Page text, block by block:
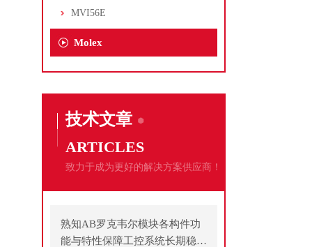
MVI56E
Molex
技术文章
ARTICLES
致力于成为更好的解决方案供应商！
熟知AB罗克韦尔模块各构件功
能与特性保障工控系统长期稳定